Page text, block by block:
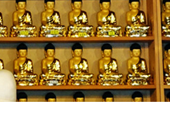
포토갤러리
동영상
자료실